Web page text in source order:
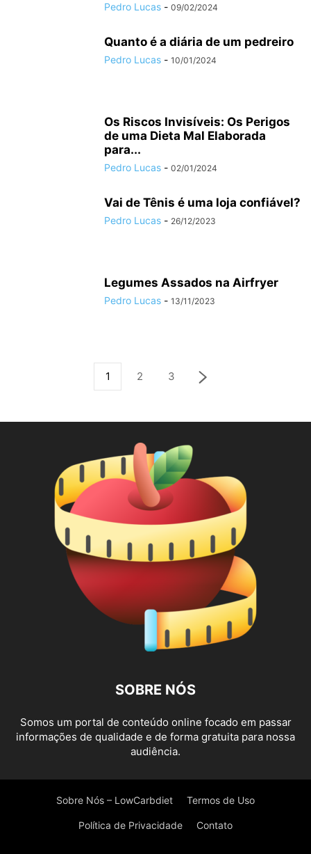
Pedro Lucas - 09/02/2024
Quanto é a diária de um pedreiro
Pedro Lucas - 10/01/2024
Os Riscos Invisíveis: Os Perigos
de uma Dieta Mal Elaborada
para...
Pedro Lucas - 02/01/2024
Vai de Tênis é uma loja confiável?
Pedro Lucas - 26/12/2023
Legumes Assados na Airfryer
Pedro Lucas - 13/11/2023
1 2 3
SOBRE NÓS
Somos um portal de conteúdo online focado em passar
informações de qualidade e de forma gratuita para nossa
audiência.
Sobre Nós – LowCarbdiet Termos de Uso
Política de Privacidade Contato